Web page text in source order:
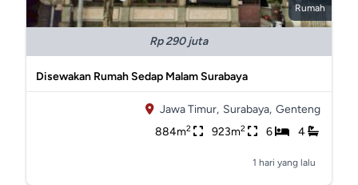
Rumah
Rp 290 juta
Disewakan Rumah Sedap Malam Surabaya
Jawa Timur, Surabaya, Genteng
884m2 923m2 6 4
1 hari yang lalu